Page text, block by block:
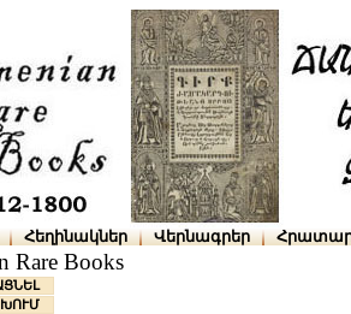
Հեղինակներ Վերնագրեր
Rare Books